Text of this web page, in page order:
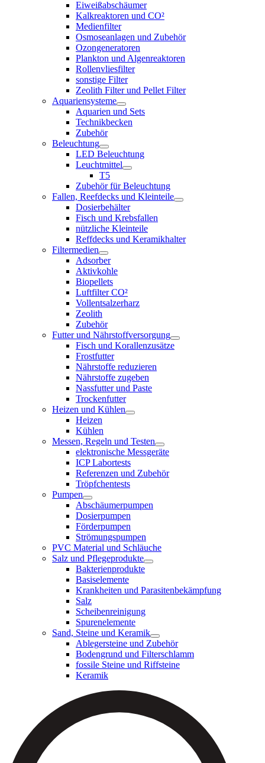
Eiweißabschäumer
Kalkreaktoren und CO²
Medienfilter
Osmoseanlagen und Zubehör
Ozongeneratoren
Plankton und Algenreaktoren
Rollenvliesfilter
sonstige Filter
Zeolith Filter und Pellet Filter
Aquariensysteme
Aquarien und Sets
Technikbecken
Zubehör
Beleuchtung
LED Beleuchtung
Leuchtmittel
T5
Zubehör für Beleuchtung
Fallen, Reefdecks und Kleinteile
Dosierbehälter
Fisch und Krebsfallen
nützliche Kleinteile
Reffdecks und Keramikhalter
Filtermedien
Adsorber
Aktivkohle
Biopellets
Luftfilter CO²
Vollentsalzerharz
Zeolith
Zubehör
Futter und Nährstoffversorgung
Fisch und Korallenzusätze
Frostfutter
Nährstoffe reduzieren
Nährstoffe zugeben
Nassfutter und Paste
Trockenfutter
Heizen und Kühlen
Heizen
Kühlen
Messen, Regeln und Testen
elektronische Messgeräte
ICP Labortests
Referenzen und Zubehör
Tröpfchentests
Pumpen
Abschäumerpumpen
Dosierpumpen
Förderpumpen
Strömungspumpen
PVC Material und Schläuche
Salz und Pflegeprodukte
Bakterienprodukte
Basiselemente
Krankheiten und Parasitenbekämpfung
Salz
Scheibenreinigung
Spurenelemente
Sand, Steine und Keramik
Ablegersteine und Zubehör
Bodengrund und Filterschlamm
fossile Steine und Riffsteine
Keramik